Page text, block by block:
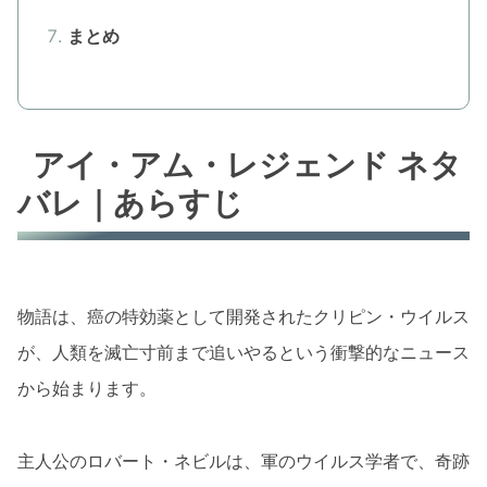
まとめ
アイ・アム・レジェンド ネタ
バレ｜あらすじ
物語は、癌の特効薬として開発されたクリピン・ウイルス
が、人類を滅亡寸前まで追いやるという衝撃的なニュース
から始まります。
主人公のロバート・ネビルは、軍のウイルス学者で、奇跡